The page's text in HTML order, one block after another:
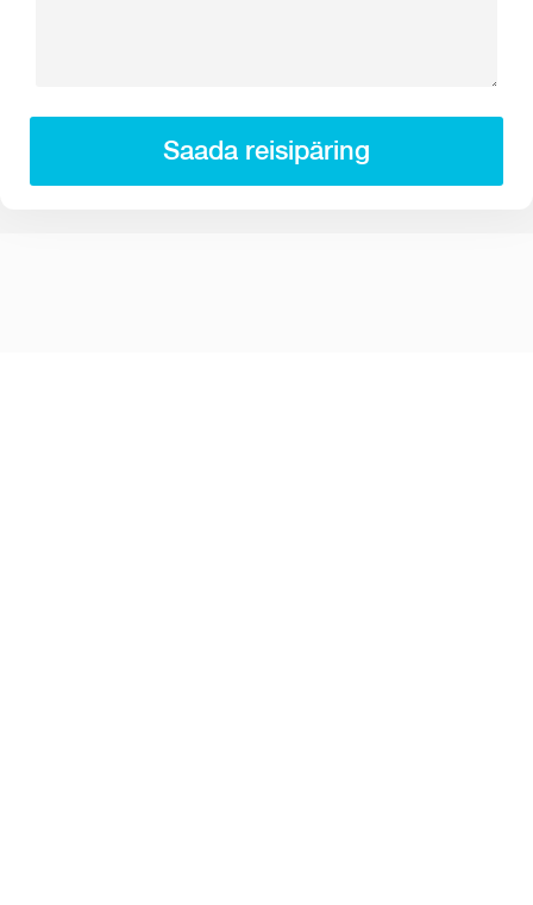
Saada reisipäring